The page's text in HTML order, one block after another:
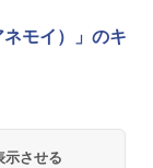
モイ）」のキ
示させる